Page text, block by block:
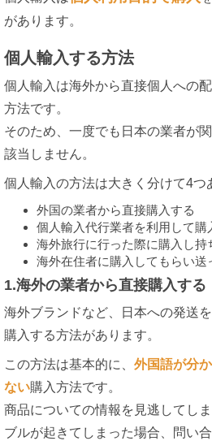
があります。
個人輸入する方法
個人輸入は海外から直接個人への
方法です。
そのため、一度でも日本の業者が
該当しません。
個人輸入の方法は大きく分けて4つ
外国の業者から直接購入する
個人輸入代行業者を利用して購
海外旅行に行った際に購入し持
海外在住者に購入してもらい送
1.海外の業者から直接購入する
海外ブランドなど、日本への発送
購入する方法があります。
この方法は基本的に、 外国語が分
ない購入方法です。
商品についての情報を見逃してし
ブルが起きてしまった場合、問い